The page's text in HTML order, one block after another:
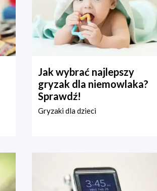
Jak wybrać najlepszy
gryzak dla niemowlaka?
Sprawdź!
Gryzaki dla dzieci